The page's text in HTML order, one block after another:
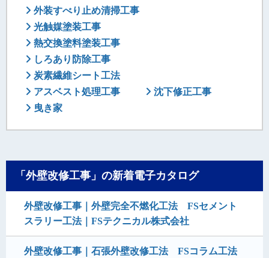
外装すべり止め清掃工事
光触媒塗装工事
熱交換塗料塗装工事
しろあり防除工事
炭素繊維シート工法
アスベスト処理工事
沈下修正工事
曳き家
「外壁改修工事」の新着電子カタログ
外壁改修工事｜外壁完全不燃化工法 FSセメント
スラリー工法｜FSテクニカル株式会社
外壁改修工事｜石張外壁改修工法 FSコラム工法